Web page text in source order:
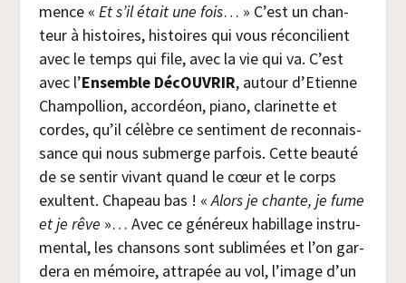
mence « Et s’il était une fois… » C’est un chan­
teur à his­toires, his­toires qui vous récon­ci­lient
avec le temps qui file, avec la vie qui va. C’est
avec l’Ensemble DécOU­VRIR, autour d’Etienne
Cham­pol­lion, accor­déon, pia­no, cla­ri­nette et
cordes, qu’il célèbre ce sen­ti­ment de recon­nais­
sance qui nous sub­merge par­fois. Cette beau­té
de se sen­tir vivant quand le cœur et le corps
exultent. Cha­peau bas ! «Alors je chante, je fume
et je rêve »… Avec ce géné­reux habillage ins­tru­
men­tal, les chan­sons sont subli­mées et l’on gar­
de­ra en mémoire, attra­pée au vol, l’image d’un